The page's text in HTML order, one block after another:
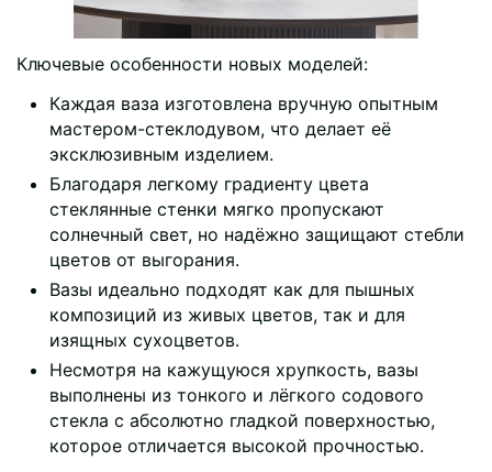
Ключевые особенности новых моделей:
Каждая ваза изготовлена вручную опытным
мастером-стеклодувом, что делает её
эксклюзивным изделием.
Благодаря легкому градиенту цвета
стеклянные стенки мягко пропускают
солнечный свет, но надёжно защищают стебли
цветов от выгорания.
Вазы идеально подходят как для пышных
композиций из живых цветов, так и для
изящных сухоцветов.
Несмотря на кажущуюся хрупкость, вазы
выполнены из тонкого и лёгкого содового
стекла с абсолютно гладкой поверхностью,
которое отличается высокой прочностью.